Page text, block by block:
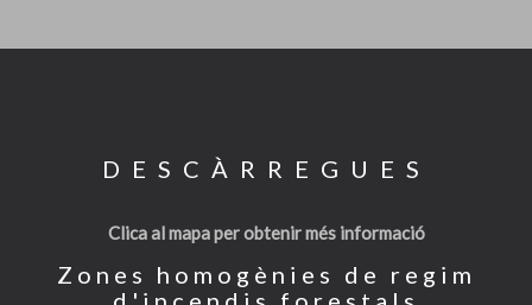
DESCÀRREGUES
Clica al mapa per obtenir més informació
Zones homogènies de regim